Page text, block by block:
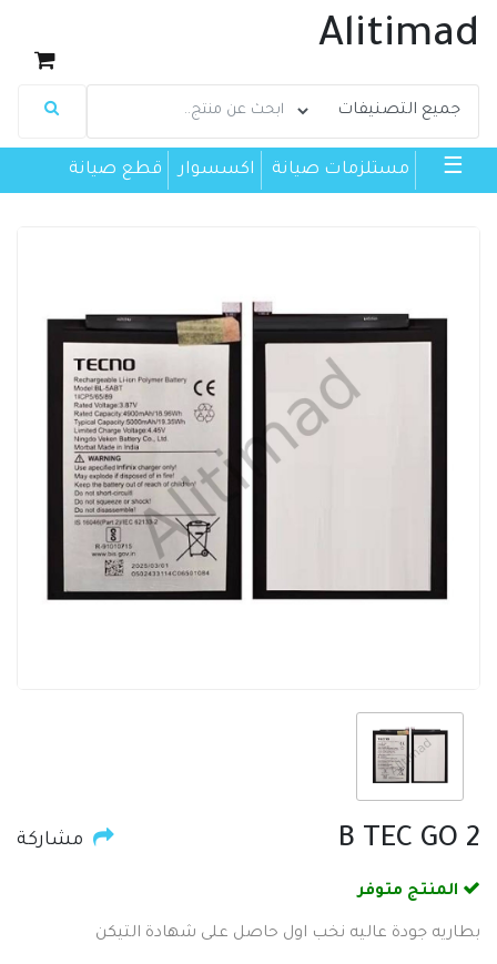
Alitimad
☰ مستلزمات صيانة اكسسوار قطع صيانة
B TEC GO 2 مشاركة
المنتج متوفر
بطاريه جودة عاليه نخب اول حاصل على شهادة التيكن